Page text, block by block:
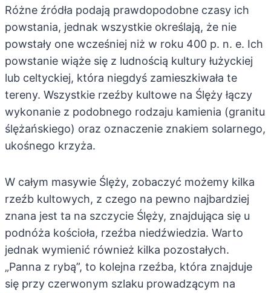
Różne źródła podają prawdopodobne czasy ich
powstania, jednak wszystkie określają, że nie
powstały one wcześniej niż w roku 400 p. n. e. Ich
powstanie wiąże się z ludnością kultury łużyckiej
lub celtyckiej, która niegdyś zamieszkiwała te
tereny. Wszystkie rzeźby kultowe na Ślęży łączy
wykonanie z podobnego rodzaju kamienia (granitu
ślężańskiego) oraz oznaczenie znakiem solarnego,
ukośnego krzyża.
W całym masywie Ślęży, zobaczyć możemy kilka
rzeźb kultowych, z czego na pewno najbardziej
znana jest ta na szczycie Ślęży, znajdująca się u
podnóża kościoła, rzeźba niedźwiedzia. Warto
jednak wymienić również kilka pozostałych.
„Panna z rybą”, to kolejna rzeźba, która znajduje
się przy czerwonym szlaku prowadzącym na